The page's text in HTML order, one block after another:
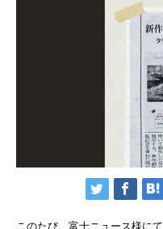
このたび、富士ニュース様にて